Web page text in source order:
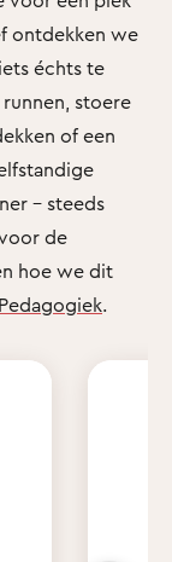
ontdekken we
échts te
stoere
of een
- steeds
de
hoe we dit
.